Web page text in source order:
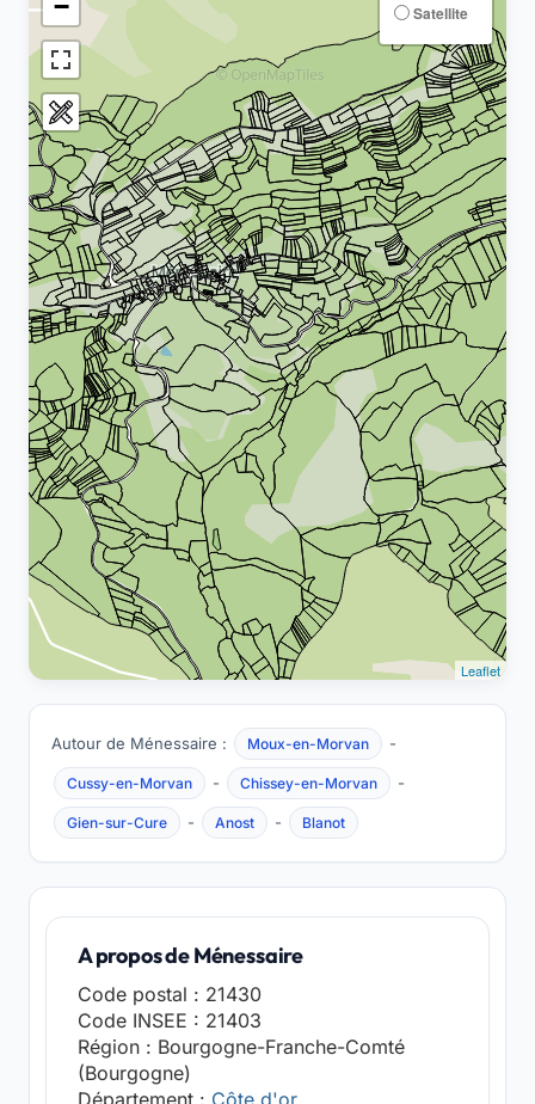
−
Satellite
Leaflet
Autour de Ménessaire : Moux-en-Morvan -
Cussy-en-Morvan - Chissey-en-Morvan -
Gien-sur-Cure - Anost - Blanot
A propos de Ménessaire
Code postal : 21430
Code INSEE : 21403
Région : Bourgogne-Franche-Comté
(Bourgogne)
Département : Côte d'or